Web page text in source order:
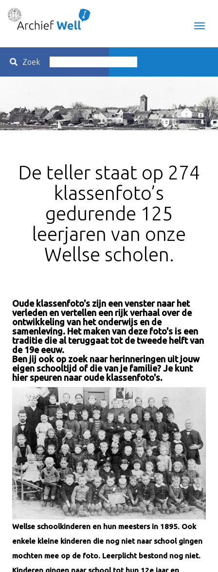
Zoek
De teller staat op 274
klassenfoto’s
gedurende 125
leerjaren van onze
Wellse scholen.
Oude klassenfoto's zijn een venster naar het
verleden en vertellen een rijk verhaal over de
ontwikkeling van het onderwijs en de
samenleving. Het maken van deze foto's is een
traditie die al teruggaat tot de tweede helft van
de 19e eeuw.
Ben jij ook op zoek naar herinneringen uit jouw
eigen schooltijd of die van je familie? Je kunt
hier speuren naar oude klassenfoto's.
Wellse schoolkinderen en hun meesters in 1895. Ook
enkele kleine kinderen die nog niet naar school gingen
mochten mee op de foto. Leerplicht bestond nog niet.
Kinderen gingen naar school tot hun 12e jaar en